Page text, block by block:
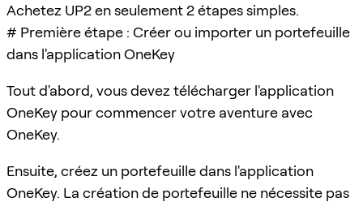
Achetez UP2 en seulement 2 étapes simples.
# Première étape : Créer ou importer un portefeuille
dans l'application OneKey
Tout d'abord, vous devez télécharger l'application
OneKey pour commencer votre aventure avec
OneKey.
Ensuite, créez un portefeuille dans l'application
OneKey. La création de portefeuille ne nécessite pas